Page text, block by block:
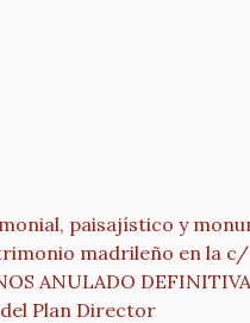
paisajístico y
madrileño en la
ANULADO
Plan Director